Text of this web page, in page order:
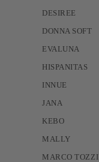
DESIREE
DONNA SOFT
EVALUNA
HISPANITAS
INNUE
JANA
KEBO
MALLY
MARCO TOZZI